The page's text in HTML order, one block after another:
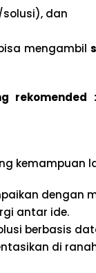
dan
mengambil
rekomended :
kemampuan
dengan
antar ide.
berbasis
di